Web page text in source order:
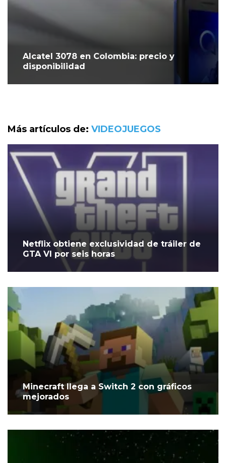
Alcatel 3078 en Colombia: precio y
disponibilidad
Más artículos de: VIDEOJUEGOS
Netflix obtiene exclusividad de tráiler de
GTA VI por seis horas
Minecraft llega a Switch 2 con gráficos
mejorados